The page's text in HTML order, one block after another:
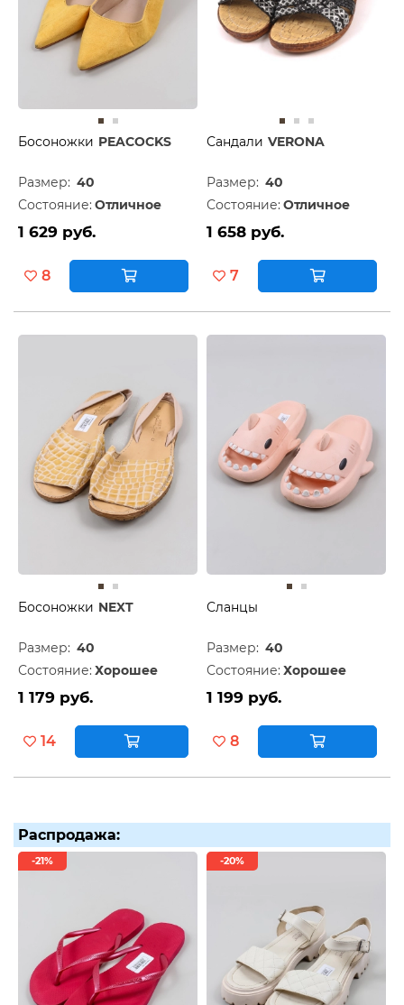
Босоножки PEACOCKS
Размер: 40
Состояние: Отличное
1 629 руб.
8
Сандали VERONA
Размер: 40
Состояние: Отличное
1 658 руб.
7
Босоножки NEXT
Размер: 40
Состояние: Хорошее
1 179 руб.
14
Сланцы
Размер: 40
Состояние: Хорошее
1 199 руб.
8
Распродажа:
-21% -20%